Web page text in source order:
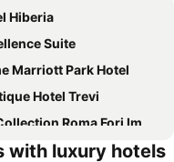
Hiberia
Suite
Marriott Park Hotel
Hotel Trevi
Roma Fori Imperiali
Centrale Palace Hotel
with luxury hotels